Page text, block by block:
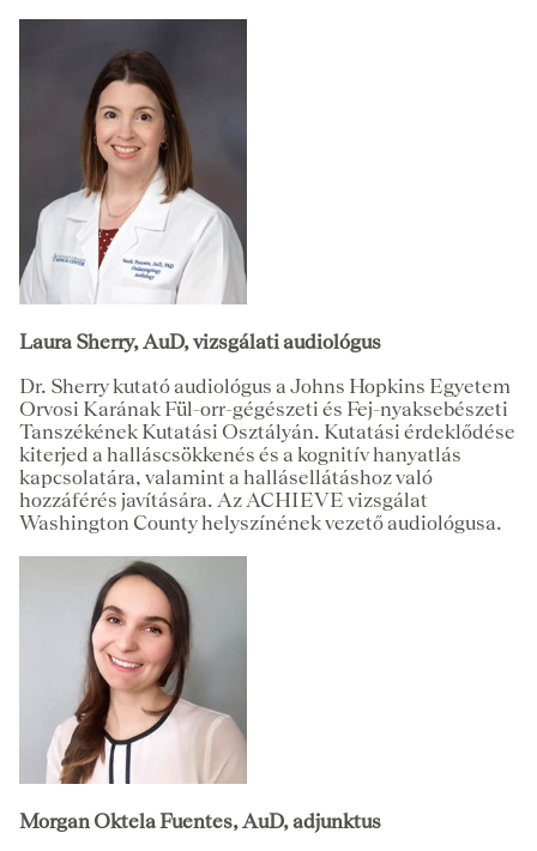
Laura Sherry, AuD, vizsgálati audiológus
Dr. Sherry kutató audiológus a Johns Hopkins Egyetem
Orvosi Karának Fül-orr-gégészeti és Fej-nyaksebészeti
Tanszékének Kutatási Osztályán. Kutatási érdeklődése
kiterjed a halláscsökkenés és a kognitív hanyatlás
kapcsolatára, valamint a hallásellátáshoz való
hozzáférés javítására. Az ACHIEVE vizsgálat
Washington County helyszínének vezető audiológusa.
Morgan Oktela Fuentes, AuD, adjunktus